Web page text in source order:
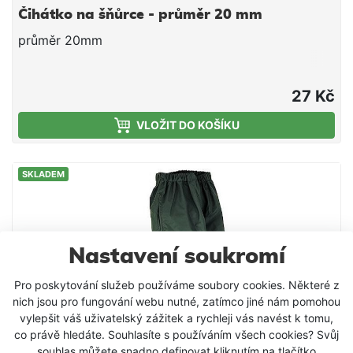
Nastavení soukromí
Pro poskytování služeb používáme soubory cookies. Některé z
nich jsou pro fungování webu nutné, zatímco jiné nám pomohou
vylepšit váš uživatelský zážitek a rychleji vás navést k tomu,
co právě hledáte. Souhlasíte s používáním všech cookies? Svůj
souhlas můžete snadno definovat kliknutím na tlačítko
Čihátko na šňůrce - průměr 20 mm
průměr 20mm
27 Kč
VLOŽIT DO KOŠÍKU
SKLADEM